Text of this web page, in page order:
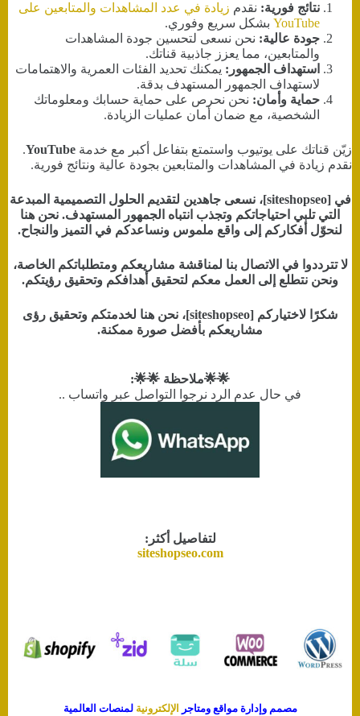
نتائج فورية: نقدم زيادة في عدد المشاهدات والمتابعين على
YouTube بشكل سريع وفوري.
جودة عالية: نحن نسعى لتحسين جودة المشاهدات
والمتابعين، مما يعزز جاذبية قناتك.
استهداف الجمهور: يمكنك تحديد الفئات العمرية والاهتمامات
لاستهداف الجمهور المستهدف بدقة.
حماية وأمان: نحن نحرص على حماية حسابك ومعلوماتك
الشخصية، مع ضمان أمان عمليات الزيادة.
زيّن قناتك على يوتيوب واستمتع بتفاعل أكبر مع خدمة YouTube
.
نقدم زيادة في المشاهدات والمتابعين بجودة عالية ونتائج فورية.
في [siteshopseo]، نسعى جاهدين لتقديم الحلول التصميمية المبدعة
التي تلبي احتياجاتكم وتجذب انتباه الجمهور المستهدف. نحن هنا
لنحوّل أفكاركم إلى واقع ملموس ونساعدكم في التميز والنجاح.
لا تترددوا في الاتصال بنا لمناقشة مشاريعكم ومتطلباتكم الخاصة،
ونحن نتطلع إلى العمل معكم لتحقيق أهدافكم وتحقيق رؤيتكم.
شكرًا لاختياركم [siteshopseo]، نحن هنا لخدمتكم وتحقيق رؤى
مشاريعكم بأفضل صورة ممكنة.
🌟🌟ملاحظة 🌟🌟:
في حال عدم الرد نرجوا التواصل عبر واتساب ..
لتفاصيل أكثر:
siteshopseo.com
مصمم وإدارة مواقع ومتاجر الإلكترونية لمنصات العالمية